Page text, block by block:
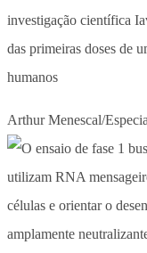
investigação científica
das primeiras doses de
humanos
Arthur Menescal/